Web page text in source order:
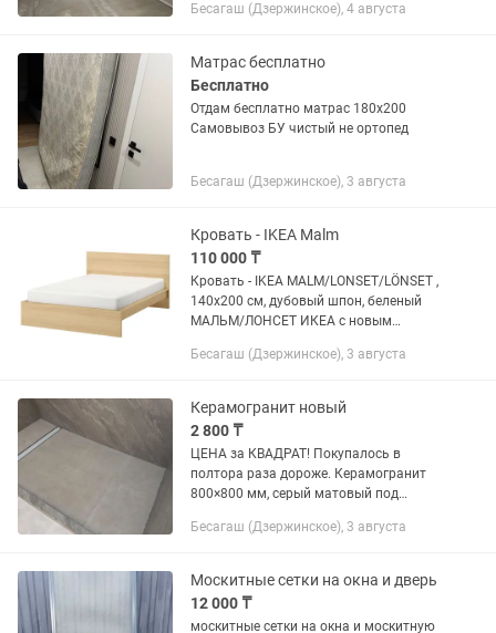
набрав в каспи магазине мебель
Бесагаш (Дзержинское), 4 августа
Матрас бесплатно
Бесплатно
Отдам бесплатно матрас 180х200
Самовывоз БУ чистый не ортопед
Бесагаш (Дзержинское), 3 августа
Кровать - IKEA Malm
110 000 ₸
Кровать - IKEA MALM/LОNSET/LÖNSET ,
140х200 см, дубовый шпон, беленый
МАЛЬМ/ЛОНСЕТ ИКЕА с новым
кокосовым слоем, высотой 20см
Бесагаш (Дзержинское), 3 августа
Керамогранит новый
2 800 ₸
ЦЕНА за КВАДРАТ! Покупалось в
полтора раза дороже. Керамогранит
800×800 мм, серый матовый под
керамогранит высокого качества.
Бесагаш (Дзержинское), 3 августа
Москитные сетки на окна и дверь
12 000 ₸
москитные сетки на окна и москитную